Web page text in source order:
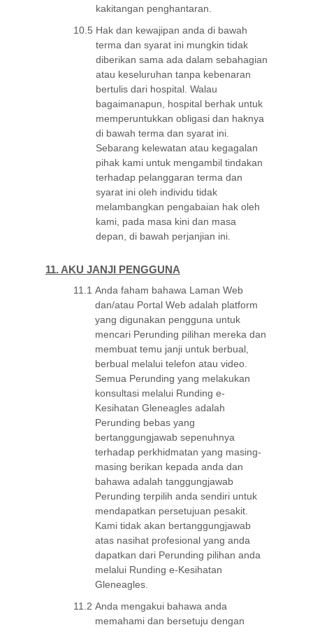
kakitangan penghantaran.
10.5 Hak dan kewajipan anda di bawah
terma dan syarat ini mungkin tidak
diberikan sama ada dalam sebahagian
atau keseluruhan tanpa kebenaran
bertulis dari hospital. Walau
bagaimanapun, hospital berhak untuk
memperuntukkan obligasi dan haknya
di bawah terma dan syarat ini.
Sebarang kelewatan atau kegagalan
pihak kami untuk mengambil tindakan
terhadap pelanggaran terma dan
syarat ini oleh individu tidak
melambangkan pengabaian hak oleh
kami, pada masa kini dan masa
depan, di bawah perjanjian ini.
11. AKU JANJI PENGGUNA
11.1 Anda faham bahawa Laman Web
dan/atau Portal Web adalah platform
yang digunakan pengguna untuk
mencari Perunding pilihan mereka dan
membuat temu janji untuk berbual,
berbual melalui telefon atau video.
Semua Perunding yang melakukan
konsultasi melalui Runding e-
Kesihatan Gleneagles adalah
Perunding bebas yang
bertanggungjawab sepenuhnya
terhadap perkhidmatan yang masing-
masing berikan kepada anda dan
bahawa adalah tanggungjawab
Perunding terpilih anda sendiri untuk
mendapatkan persetujuan pesakit.
Kami tidak akan bertanggungjawab
atas nasihat profesional yang anda
dapatkan dari Perunding pilihan anda
melalui Runding e-Kesihatan
Gleneagles.
11.2 Anda mengakui bahawa anda
memahami dan bersetuju dengan